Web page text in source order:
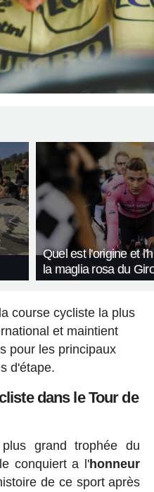
Quel est l'origine et
la maglia rosa du
course cycliste la plus
et maintient
pour les principaux
d'étape.
dans le Tour de
grand trophée du
conquiert a l'honneur
de ce sport après